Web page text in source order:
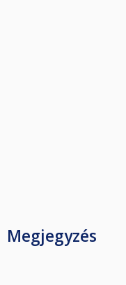
Megjegyzés